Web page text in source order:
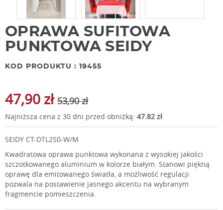
OPRAWA SUFITOWA
PUNKTOWA SEIDY
KOD PRODUKTU : 19455
47,90 zł 53,90 zł
Najniższa cena z 30 dni przed obniżką: 47.82 zł
SEIDY CT-DTL250-W/M
Kwadratowa oprawa punktowa wykonana z wysokiej jakości
szczotkowanego aluminium w kolorze białym. Stanowi piękną
oprawę dla emitowanego światła, a możliwość regulacji
pozwala na postawienie jasnego akcentu na wybranym
fragmencie pomieszczenia.